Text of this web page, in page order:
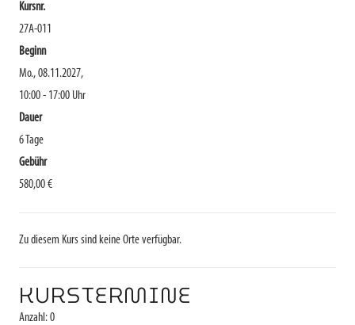
Kursnr.
27A-011
Beginn
Mo., 08.11.2027,
10:00 - 17:00 Uhr
Dauer
6 Tage
Gebühr
580,00 €
Zu diesem Kurs sind keine Orte verfügbar.
KURSTERMINE
Anzahl: 0